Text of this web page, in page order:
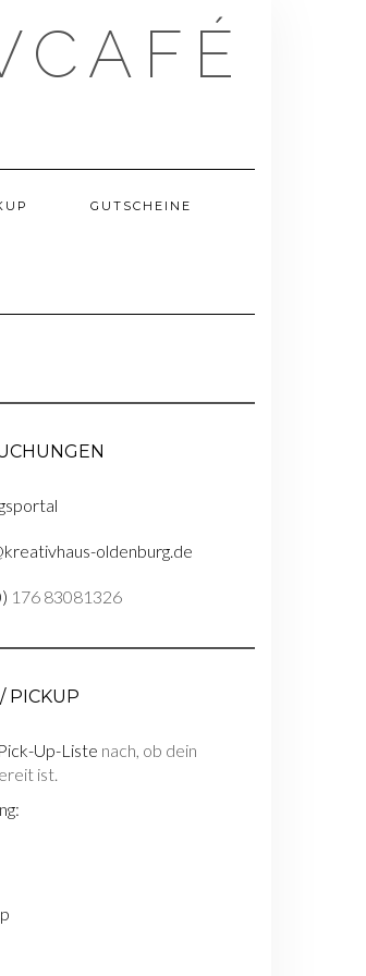
GUTSCHEINE
oldenburg.de
176 83081326
PICKUP
Pick-Up-Liste nach, ob dein
ist.